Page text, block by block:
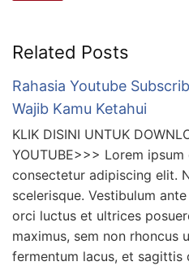
Related Posts
Rahasia Youtube
Wajib Kamu Ketahui
KLIK DISINI UNTUK
YOUTUBE>>> Lorem
consectetur adipiscing elit.
scelerisque. Vestibulum
orci luctus et ultrices
maximus, sem non rhoncus
fermentum lacus, et sagittis